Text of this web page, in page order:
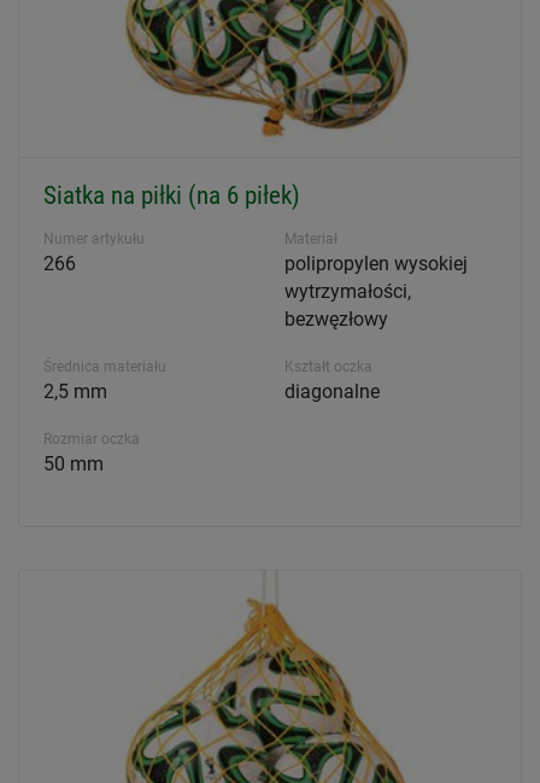
Siatka na piłki (na 6 piłek)
Numer artykułu
266
Materiał
polipropylen wysokiej
wytrzymałości,
bezwęzłowy
Średnica materiału
2,5 mm
Kształt oczka
diagonalne
Rozmiar oczka
50 mm